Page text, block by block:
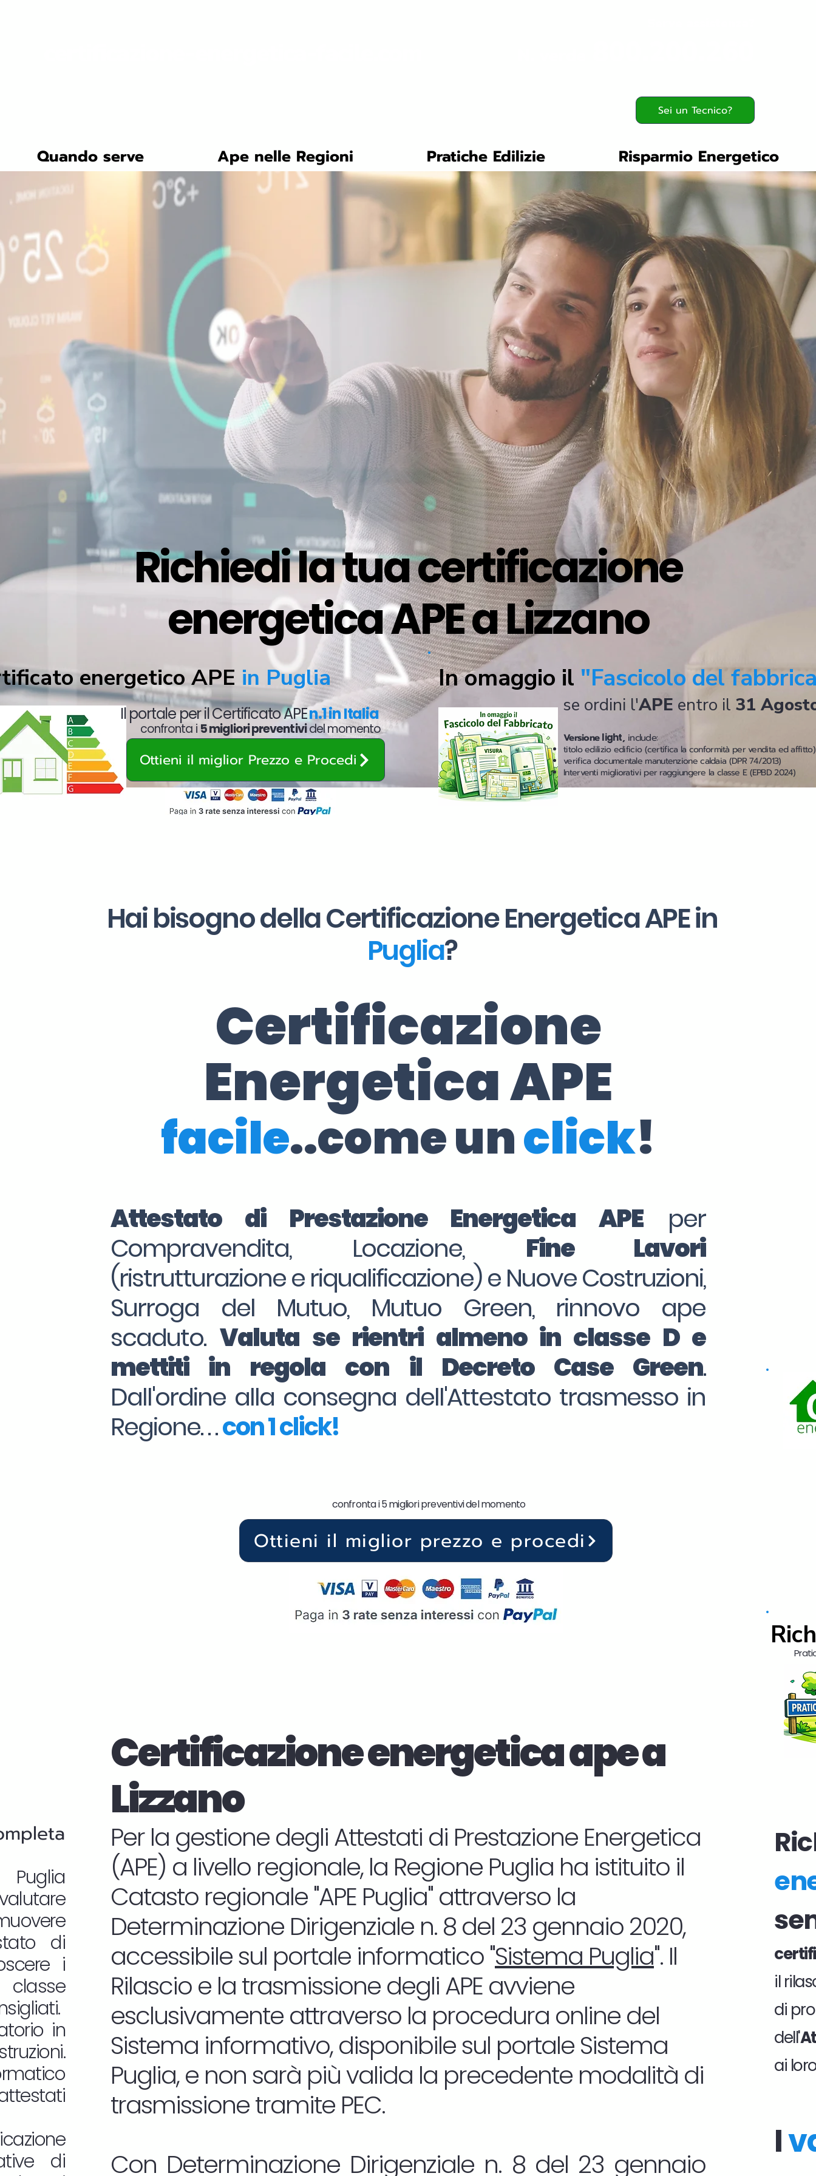
Sei un Tecnico?
Richiedi la tua certificazione
energetica APE a Lizzano
energetico APE in Puglia
Ottieni il miglior Prezzo e Procedi
Il portale per il Certificato APEn.1 in Italia
confronta i 5 migliori preventividel momento
In omaggio il "Fascicolo del
se ordini l'APE entro il 31
Versionelight,include:
titolo edilizio edificio (certifica la conformità per vendita ed affitto)
verifica documentale manutenzione caldaia (DPR 74/2013)
Interventi migliorativi per raggiungere la classe E (EPBD 2024)
Hai bisogno della Certificazione Energetica APE in
Puglia?
Certificazione
Energetica APE
facile..come unclick!
Attestato di Prestazione Energetica APEper
Compravendita, Locazione, Fine Lavori
(ristrutturazione e riqualificazione) e Nuove Costruzioni,
Surroga del Mutuo, Mutuo Green, rinnovo ape
scaduto.Valuta se rientri almeno in classe D e
mettiti in regola con il Decreto Case Green.
Dall'ordine alla consegna dell'Attestato trasmesso in
Regione. . .con 1 click!
confronta i 5 migliori preventivi del momento
Ottieni il miglior prezzo e procedi
Certificazione energetica ape a
Lizzano
di
i
in
di
Per la gestione degli Attestati di Prestazione Energetica
(APE) a livello regionale, la Regione Puglia ha istituito il
Catasto regionale "APE Puglia" attraverso la
Determinazione Dirigenziale n. 8 del 23 gennaio 2020,
accessibile sul portale informatico "Sistema Puglia". Il
Rilascio e la trasmissione degli APE avviene
esclusivamente attraverso la procedura online del
Sistema informativo, disponibile sul portale Sistema
Puglia, e non sarà più valida la precedente modalità di
trasmissione tramite PEC.
Con Determinazione Dirigenziale n. 8 del 23 gennaio
il
di
dell'
ai
I
Quando serve Ape nelle Regioni Pratiche Edilizie Risparmio Energetico